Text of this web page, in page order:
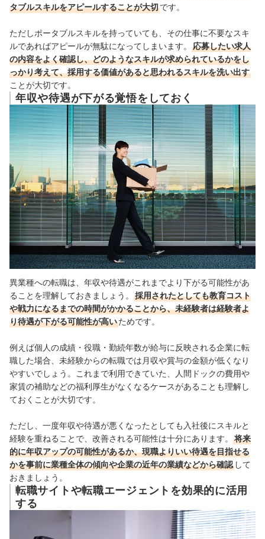
タブルスキルをアピールすることが大切です。
ただしポータブルスキルを持っていても、その仕事に不要なスキ
ルであればアピールが無駄になってしまいます。
応募したい求人
の内容をよく確認し、どのようなスキルが求められているかをし
っかり考えて、採用する価値があると思われるスキルを洗い出す
ことが大切です。
年収や待遇が下がる覚悟をしておく
異業種への転職は、年収や待遇がこれまでより下がる可能性があ
ることを理解しておきましょう。
採用されたとしても教育コスト
や戦力になるまでの時間がかかることから、未経験者は経験者よ
り待遇が下がる可能性が高いためです。
例えば個人の成績・役職・勤続年数が給与に反映される企業に転
職した場合、未経験からの転職では月収や賞与の金額が低くなり
やすいでしょう。
これまで利用できていた、 人間ドックの費用や
家賃の補助などの福利厚生がなくなるケースがあることも理解し
ておくことが大切です。
ただし、一度年収や待遇が悪くなったとしても入社後にスキルと
経験を重ねることで、改善される可能性は十分にあります。
将来
的に年収アップの可能性があるか、現職よりいい待遇を目指せる
かを事前に業種全体の傾向や企業の近年の業績などから確認 して
おきましょう。
転職サイトや転職エージェントを効果的に活用
する